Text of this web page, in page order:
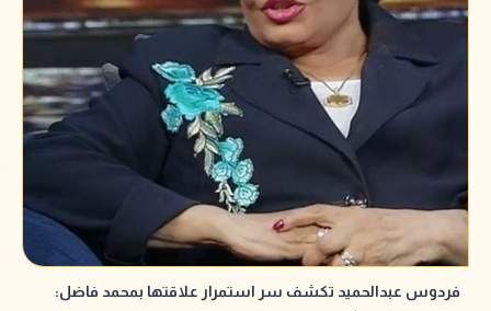
فردوس عبدالحميد تكشف سر استمرار علاقتها بمحمد فاضل: